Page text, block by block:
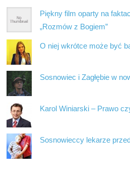
Piękny film oparty na
„Rozmów z Bogiem”
O niej wkrótce może być
Sosnowiec i Zagłębie w
Karol Winiarski – Prawo
Sosnowieccy lekarze